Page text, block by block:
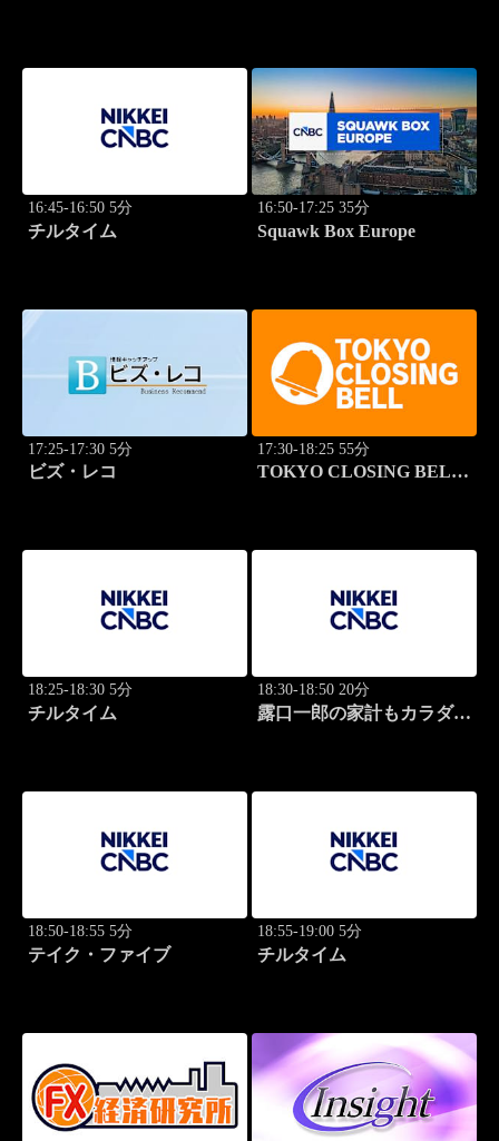
16:45-16:50 5分
チルタイム
16:50-17:25 35分
Squawk Box Europe
17:25-17:30 5分
ビズ・レコ
17:30-18:25 55分
TOKYO CLOSING BELL
18:25-18:30 5分
チルタイム
18:30-18:50 20分
露口一郎の家計もカラダも
18:50-18:55 5分
テイク・ファイブ
18:55-19:00 5分
チルタイム